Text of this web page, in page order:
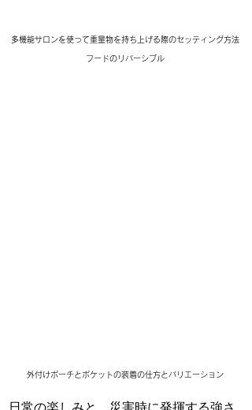
多機能サロンを使って重量物を持ち上げる際のセッティング方法
フードのリバーシブル
外付けポーチとポケットの装着の仕方とバリエーション
日常の楽しみと、災害時に発揮する強さ